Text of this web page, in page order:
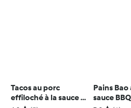
Tacos au porc
effiloché à la sauce à
Pains Bao
sauce BBQ